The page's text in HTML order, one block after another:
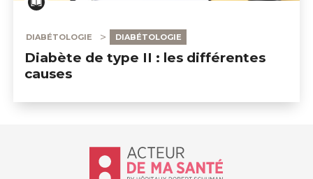
DIABÉTOLOGIE DIABÉTOLOGIE
Diabète de type II : les différentes
causes
Accueil - Acteur de ma santé, by